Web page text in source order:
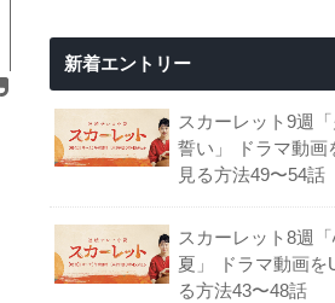
新着エントリー
スカーレット9週
誓い」 ドラマ動画
見る方法49〜54話
スカーレット8週
夏」 ドラマ動画を
る方法43〜48話